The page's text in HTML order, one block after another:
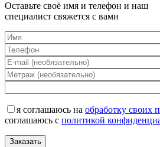
Оставьте своё имя и телефон и наш
специалист свяжется с вами
я соглашаюсь на обработку своих
соглашаюсь с политикой
Заказать